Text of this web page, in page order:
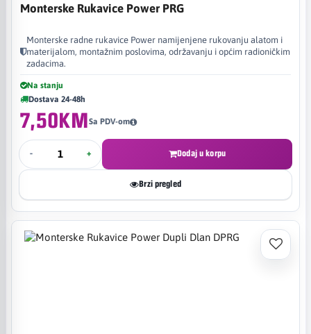
Monterske Rukavice Power PRG
Monterske radne rukavice Power namijenjene rukovanju alatom i
materijalom, montažnim poslovima, održavanju i općim radioničkim
zadacima.
Na stanju
Dostava 24-48h
7,50KMSa PDV-om
- + Dodaj u korpu
Brzi pregled